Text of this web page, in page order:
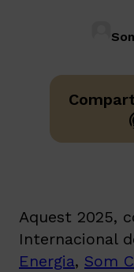
Aquest 2025,
Internacional
Energia, Som